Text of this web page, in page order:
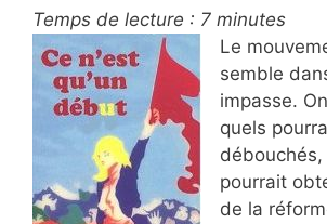
Temps de lecture : 7 minutes
Le
semble
impasse.
quels
pourrait
de la